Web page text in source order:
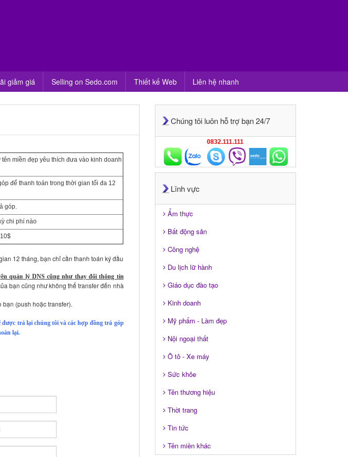
giảm giá Selling on Sedo.com Thiết kế Web Liên hệ nhanh
miền đẹp yêu thích đưa vào kinh doanh
để thanh toán trong thời gian tối đa 12
góp.
chi phí nào
12 tháng, bạn chỉ cần thanh toán ký đầu
quản lý DNS cũng như thay đổi thông tin
bạn cũng như không thể transfer đến nhà
bạn (push hoặc transfer).
trả lại chúng tôi và các hợp đồng trả góp
lại.
Chúng tôi luôn hỗ trợ bạn 24/7
0832.111.111
Lĩnh vực
Ẩm thực
Bất động sản
Công nghệ
Du lịch lữ hành
Giáo dục đào tạo
Kinh doanh
Mỹ phẩm - Làm đẹp
Nội ngoại thất
Ô tô - Xe máy
Sức khỏe
Tên thương hiệu
Thời trang
Tin tức
Tên miền khác